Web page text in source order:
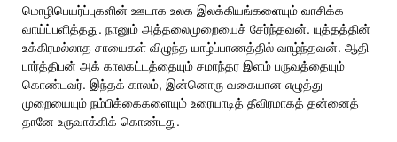
மொழிபெயர்ப்புகளின் ஊடாக உலக இலக்கியங்களையும் வாசிக்க
வாய்ப்பளித்தது. நானும் அத்தலைமுறையைச் சேர்ந்தவன். யுத்தத்தின்
உக்கிரமல்லாத சாயைகள் விழுந்த யாழ்ப்பாணத்தில் வாழ்ந்தவன். ஆதி
பார்த்திபன் அக் காலகட்டத்தையும் சமாந்தர இளம் பருவத்தையும்
கொண்டவர். இந்தக் காலம், இன்னொரு வகையான எழுத்து
முறையையும் நம்பிக்கைகளையும் உரையாடித் தீவிரமாகத் தன்னைத்
தானே உருவாக்கிக் கொண்டது.